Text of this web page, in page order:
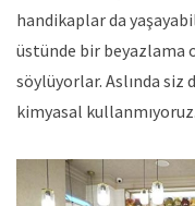
handikaplar da
üstünde bir beyazlama
söylüyorlar. Aslında siz
kimyasal